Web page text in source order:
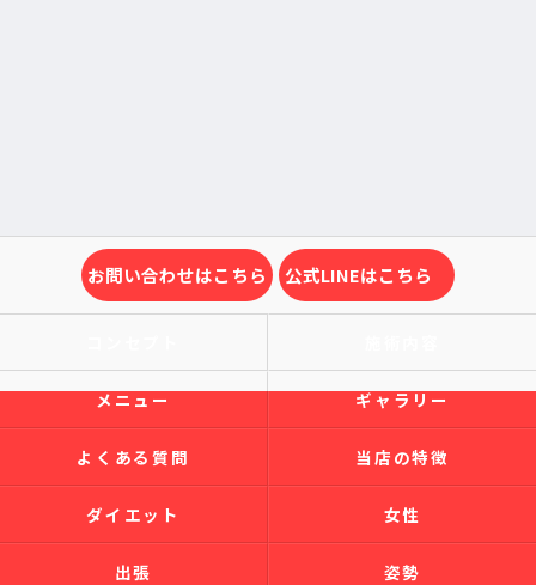
お問い合わせはこちら 公式LINEはこちら
メニュー ギャラリー
よくある質問 当店の特徴
ダイエット 女性
出張 姿勢